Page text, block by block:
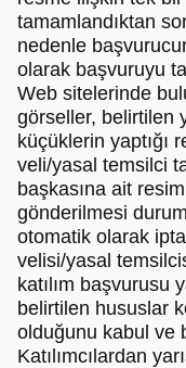
tamamlandıktan
nedenle
olarak başvuruyu
Web sitelerinde
görseller, belirtilen
küçüklerin yaptığı
veli/yasal temsilci
başkasına ait
gönderilmesi
otomatik olarak
velisi/yasal
katılım başvurusu
belirtilen hususlar
olduğunu kabul ve
Katılımcılardan